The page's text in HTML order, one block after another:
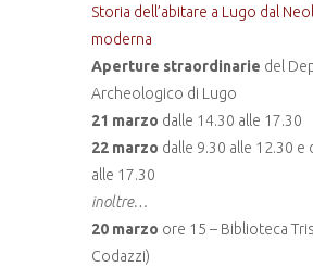
Storia dell’abitare a Lugo dal
moderna
Aperture straordinarie del
Archeologico di Lugo
21 marzo dalle 14.30 alle 17.30
22 marzo dalle 9.30 alle 12.30 e
alle 17.30
inoltre…
20 marzo ore 15 – Biblioteca
Codazzi)